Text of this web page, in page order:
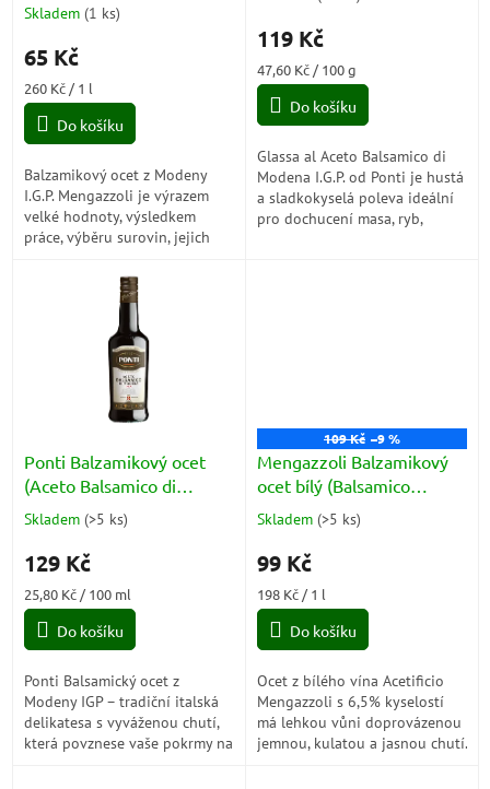
Modena) IGP 250ml
Skladem (1 ks)
65 Kč
Měrná
cena:
260 Kč / 1 l
Do košíku
Balzamikový ocet z Modeny
I.G.P. Mengazzoli je výrazem
velké hodnoty, výsledkem
práce, výběru surovin, jejich
produktu
5,0
5
119 Kč
Měrná
cena:
47,60 Kč / 100 g
Do košíku
Glassa al Aceto Balsamico di
Modena I.G.P. od Ponti je hustá
a sladkokyselá poleva ideální
pro dochucení masa, ryb,
Ponti Balzamikový ocet
(Aceto Balsamico di
Modena) 500ml
Průměrné
produktu
5,0
5
Skladem (>5 ks)
129 Kč
Měrná
cena:
25,80 Kč / 100 ml
Do košíku
Ponti Balsamický ocet z
Modeny IGP – tradiční italská
delikatesa s vyváženou chutí,
která povznese vaše pokrmy na
109 Kč –9 %
Mengazzoli Balzamikový
ocet bílý (Balsamico
Bianco) 500 ml
Průměrné
produktu
5,0
5
Skladem (>5 ks)
99 Kč
Měrná
cena:
198 Kč / 1 l
Do košíku
Ocet z bílého vína Acetificio
Mengazzoli s 6,5% kyselostí
má lehkou vůni doprovázenou
jemnou, kulatou a jasnou chutí.